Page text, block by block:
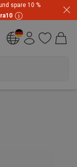
spare 10 %